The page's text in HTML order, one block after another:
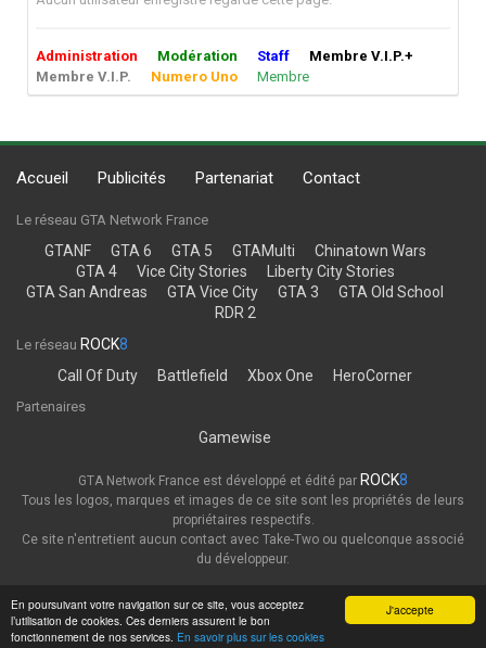
J'accepte
En poursuivant votre navigation sur ce site, vous acceptez
l’utilisation de cookies. Ces derniers assurent le bon
fonctionnement de nos services. En savoir plus sur les cookies
Administration Modération Staff
Membre V.I.P.+
Membre V.I.P.
Numero Uno Membre
Accueil Publicités Partenariat Contact
Le réseau GTA Network France
GTANF GTA 6 GTA 5 GTAMulti
Chinatown Wars
GTA 4
Vice City Stories
Liberty City Stories
GTA San Andreas
GTA Vice City GTA 3
GTA Old School
RDR 2
Le réseau ROCK8
Call Of Duty
Battlefield Xbox One HeroCorner
Partenaires
Gamewise
GTA Network France est développé et édité par ROCK8
Tous les logos, marques et images de ce site sont les propriétés de leurs
propriétaires respectifs.
Ce site n'entretient aucun contact avec Take-Two ou quelconque associé
du développeur.
Thème Politique de confidentialité
GTA Network France